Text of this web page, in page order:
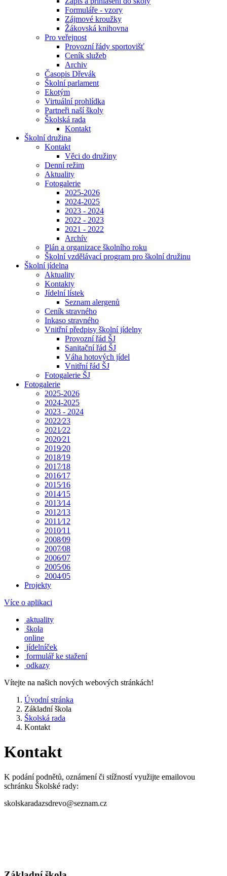
Formuláře - vzory
Zájmové kroužky
Žákovská knihovna
Pro veřejnost
Provozní řády sportovišť
Ceník služeb
Archiv
Časopis Dřevák
Školní parlament
Ekotým
Virtuální prohlídka
Partneři naší školy
Školská rada
Kontakt
Školní družina
Kontakt
Věci do družiny
Denní režim
Aktuality
Fotogalerie
2025-2026
2024-2025
2023 - 2024
2022 - 2023
2021 - 2022
Archív
Plán a organizace školního roku
Školní vzdělávací program pro školní družinu
Školní jídelna
Aktuality
Kontakty
Jídelní lístek
Seznam alergenů
Ceník stravného
Inkaso stravného
Vnitřní předpisy školní jídelny
Provozní řád ŠJ
Sanitační řád ŠJ
Váha hotových jídel
Vnitřní řád ŠJ
Fotogalerie ŠJ
Fotogalerie
2025-2026
2024-2025
2023 - 2024
2022⁄23
2021⁄22
2020⁄21
2019⁄20
2018⁄19
2017⁄18
2016⁄17
2015⁄16
2014⁄15
2013⁄14
2012⁄13
2011⁄12
2010⁄11
2008⁄09
2007⁄08
2006⁄07
2005⁄06
2004⁄05
Projekty
Více o aplikaci
aktuality
škola
online
jídelníček
formulář ke stažení
odkazy
Vítejte na našich nových webových stránkách!
Úvodní stránka
Základní škola
Školská rada
Kontakt
Kontakt
K podání podnětů, oznámení či stížností využijte emailovou
schránku Školské rady:
skolskaradazsdrevo@seznam.cz